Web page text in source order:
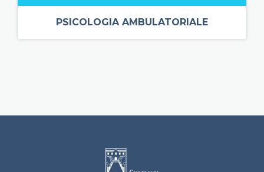
PSICOLOGIA AMBULATORIALE